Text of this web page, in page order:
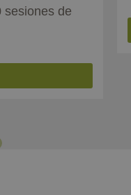
sesiones de